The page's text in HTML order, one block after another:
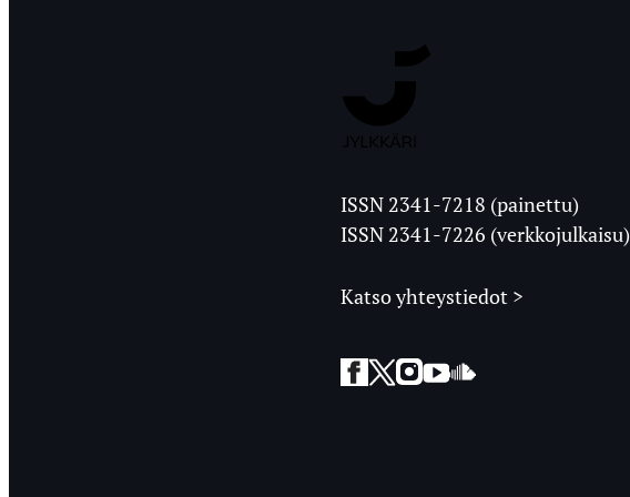
Ylioppilaslehti
ISSN 2341-7218 (painettu)
ISSN 2341-7226 (verkkojulkaisu)
Katso yhteystiedot >
Facebook
Twitter
Instagram
YouTubeSoundCloud